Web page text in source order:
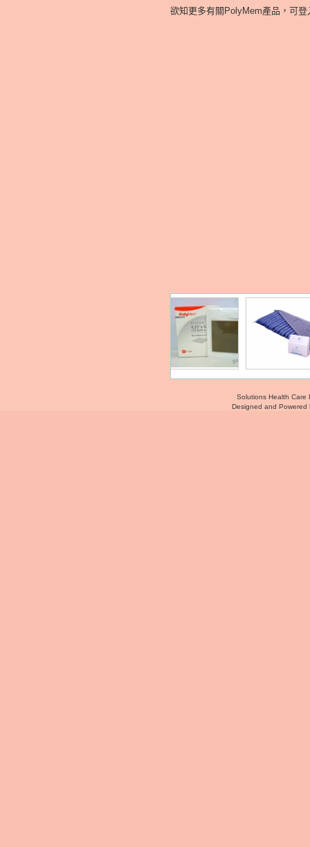
欲知更多有關PolyMem產品，可
Solutions Health Care
Designed and